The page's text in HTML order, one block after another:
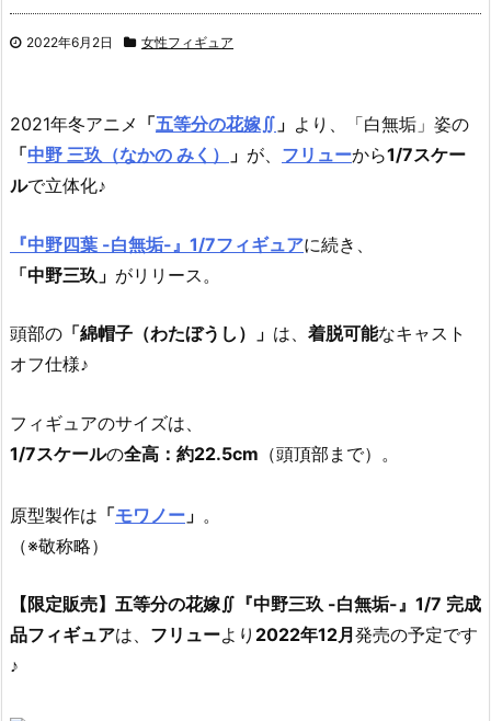
2022年6月2日 女性フィギュア
2021年冬アニメ 「五等分の花嫁∬ 」 より、
「白無垢」姿の
「中野 三玖（なかの みく） 」 が、 フリューから1/7スケー
ルで立体化♪
『中野四葉 -白無垢-』1/7フィギュアに続き、
「中野三玖」 がリリース。
頭部の 「綿帽子（わたぼうし）」 は、 着脱可能なキャスト
オフ仕様♪
フィギュアのサイズは、
1/7スケールの全高：約22.5cm （頭頂部まで）。
原型製作は 「モワノー 」 。
（※敬称略）
【限定販売】五等分の花嫁∬『中野三玖 -白無垢-』1/7 完成
品フィギュアは、 フリューより 2022年12月 発売の予定です
♪